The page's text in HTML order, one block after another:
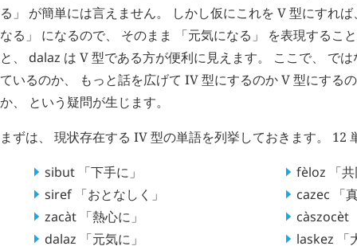
る」 が簡単には言えません。 しかし仮にこれを V 型にすれ
なる」 になるので、 そのまま 「元気になる」 を表現するこ
と、 dalaz は V 型である方が便利に見えます。 ここで、 で
ているのか、 もっと話を広げて IV 型にするのか V 型にする
か、 という疑問が生じます。
まずは、 現状存在する IV 型の単語を列挙しておきます。 12
sibut 「下手に」
siref 「おとなしく」
zacàt 「熱心に」
dalaz 「元気に」
fèloz 「
cazec 「
càszocèt
laskez